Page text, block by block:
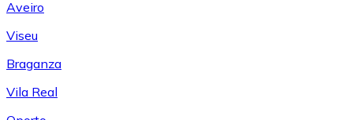
Aveiro
Viseu
Braganza
Vila Real